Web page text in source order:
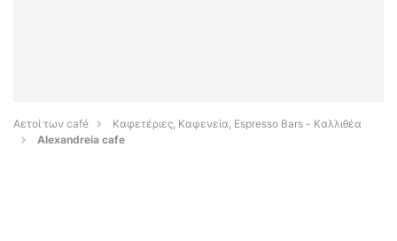
Αετοί των café
Καφετέριες, Καφενεία, Espresso Bars - Καλλιθέα
Alexandreia cafe